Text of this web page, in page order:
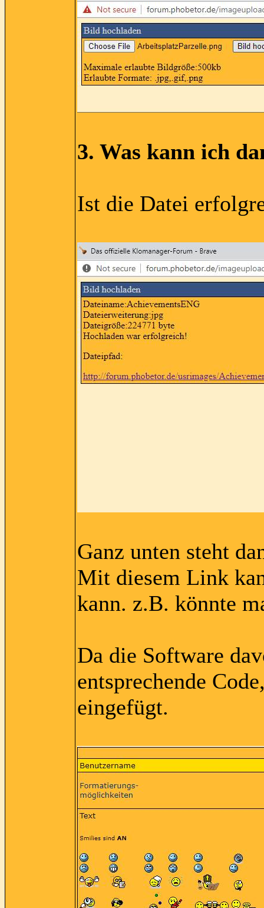
3. Was kann ich
Ist die Datei
Ganz unten steht
Mit diesem Link
kann. z.B. könnte
Da die Software
entsprechende
eingefügt.